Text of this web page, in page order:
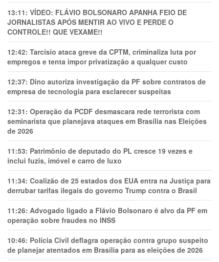
13:11: VÍDEO: FLÁVIO BOLSONARO APANHA FEIO DE
JORNALISTAS APÓS MENTIR AO VIVO E PERDE O
CONTROLE!! QUE VEXAME!!
12:42: Tarcísio ataca greve da CPTM, criminaliza luta por
empregos e tenta impor privatização a qualquer custo
12:37: Dino autoriza investigação da PF sobre contratos de
empresa de tecnologia para esclarecer suspeitas
12:31: Operação da PCDF desmascara rede terrorista com
seminarista que planejava ataques em Brasília nas Eleições
de 2026
11:53: Patrimônio de deputado do PL cresce 19 vezes e
inclui fuzis, imóvel e carro de luxo
11:34: Coalizão de 25 estados dos EUA entra na Justiça para
derrubar tarifas ilegais do governo Trump contra o Brasil
11:26: Advogado ligado a Flávio Bolsonaro é alvo da PF em
operação sobre fraudes no INSS
10:46: Polícia Civil deflagra operação contra grupo suspeito
de planejar atentados em Brasília para as eleições de 2026